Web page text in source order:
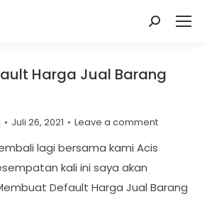
Search:
Harga Jual Barang
Juli 26, 2021 Leave a comment
lagi bersama kami Acis
kali ini saya akan
Default Harga Jual Barang